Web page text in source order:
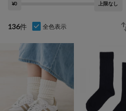
¥0 上限なし
136件 全色表示